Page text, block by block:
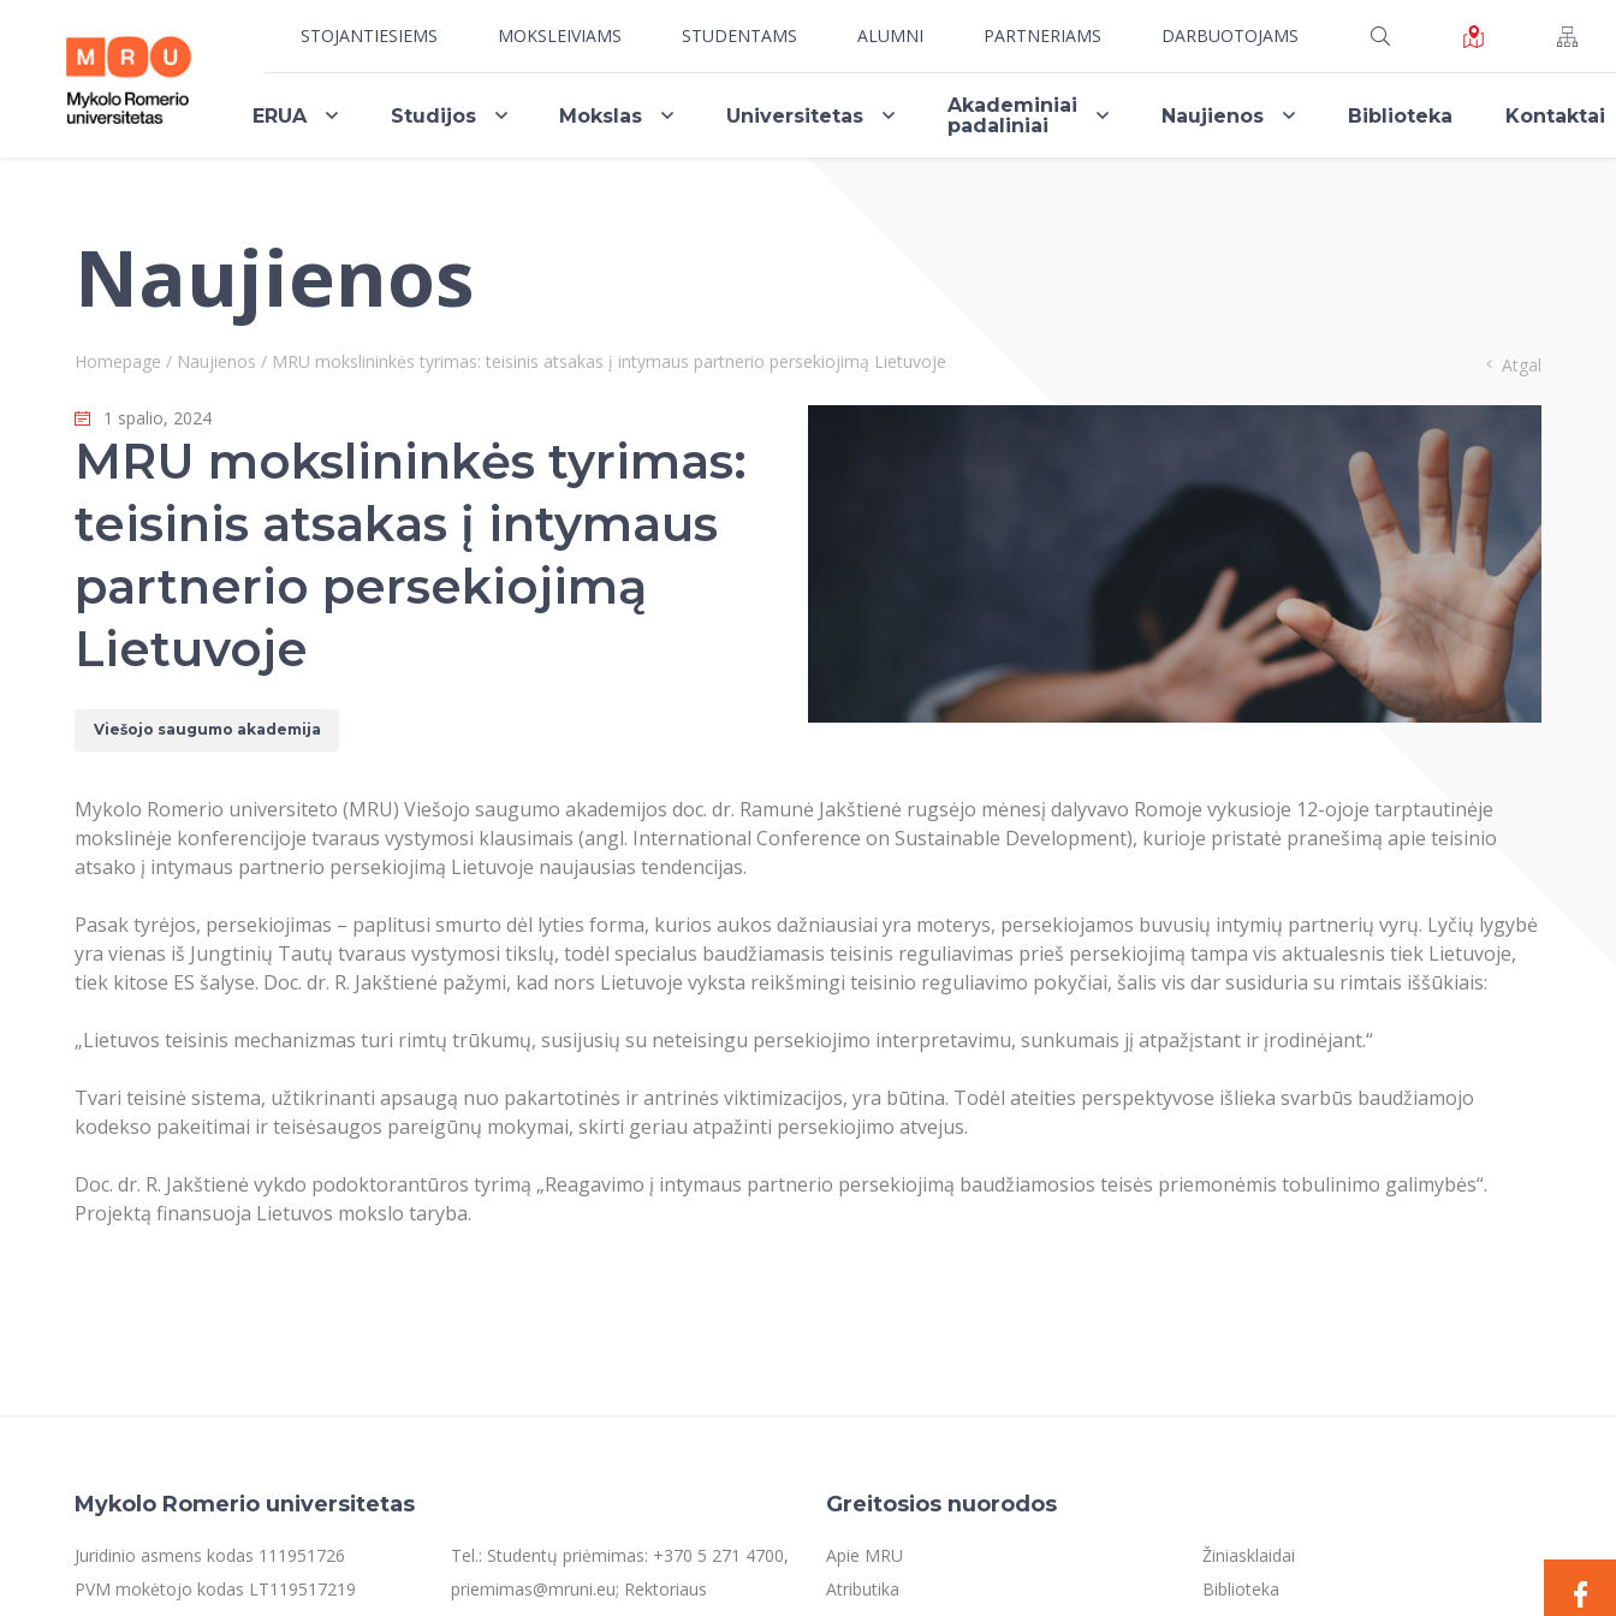
STOJANTIESIEMS MOKSLEIVIAMS STUDENTAMS ALUMNI PARTNERIAMS DARBUOTOJAMS
ERUA Studijos Mokslas Universitetas
Akademiniai
padaliniai
Naujienos Biblioteka Kontaktai
Naujienos
Homepage / Naujienos / MRU mokslininkės tyrimas: teisinis atsakas į intymaus partnerio persekiojimą Lietuvoje Atgal
1 spalio, 2024
MRU mokslininkės tyrimas:
teisinis atsakas į intymaus
partnerio persekiojimą
Lietuvoje
Viešojo saugumo akademija
Mykolo Romerio universiteto (MRU) Viešojo saugumo akademijos doc. dr. Ramunė Jakštienė rugsėjo mėnesį dalyvavo Romoje vykusioje 12-ojoje tarptautinėje
mokslinėje konferencijoje tvaraus vystymosi klausimais (angl. International Conference on Sustainable Development), kurioje pristatė pranešimą apie teisinio
atsako į intymaus partnerio persekiojimą Lietuvoje naujausias tendencijas.
Pasak tyrėjos, persekiojimas – paplitusi smurto dėl lyties forma, kurios aukos dažniausiai yra moterys, persekiojamos buvusių intymių partnerių vyrų. Lyčių lygybė
yra vienas iš Jungtinių Tautų tvaraus vystymosi tikslų, todėl specialus baudžiamasis teisinis reguliavimas prieš persekiojimą tampa vis aktualesnis tiek Lietuvoje,
tiek kitose ES šalyse. Doc. dr. R. Jakštienė pažymi, kad nors Lietuvoje vyksta reikšmingi teisinio reguliavimo pokyčiai, šalis vis dar susiduria su rimtais iššūkiais:
„Lietuvos teisinis mechanizmas turi rimtų trūkumų, susijusių su neteisingu persekiojimo interpretavimu, sunkumais jį atpažįstant ir įrodinėjant.“
Tvari teisinė sistema, užtikrinanti apsaugą nuo pakartotinės ir antrinės viktimizacijos, yra būtina. Todėl ateities perspektyvose išlieka svarbūs baudžiamojo
kodekso pakeitimai ir teisėsaugos pareigūnų mokymai, skirti geriau atpažinti persekiojimo atvejus.
Doc. dr. R. Jakštienė vykdo podoktorantūros tyrimą „Reagavimo į intymaus partnerio persekiojimą baudžiamosios teisės priemonėmis tobulinimo galimybės“.
Projektą finansuoja Lietuvos mokslo taryba.
Mykolo Romerio universitetas
Juridinio asmens kodas 111951726
PVM mokėtojo kodas LT119517219
Tel.: Studentų priėmimas: +370 5 271 4700,
priemimas@mruni.eu; Rektoriaus
Greitosios nuorodos
Apie MRU
Atributika
Žiniasklaidai
Biblioteka